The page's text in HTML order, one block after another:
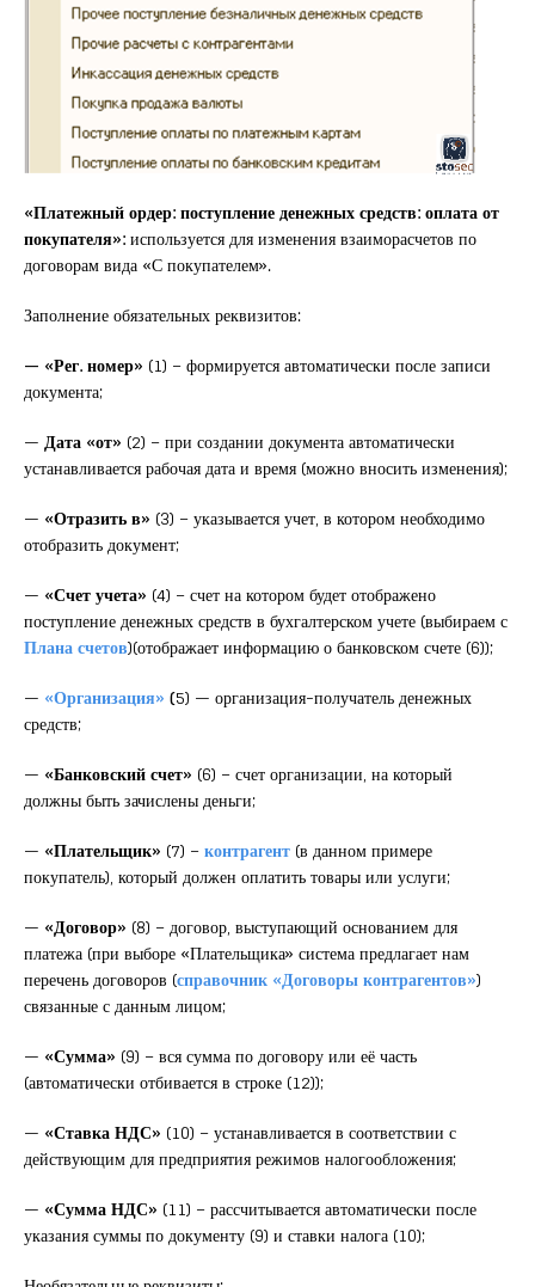
«Платежный ордер: поступление денежных средств: оплата от
покупателя»:используется для изменения взаиморасчетов по
договорам вида «С покупателем».
Заполнение обязательных реквизитов:
— «Рег. номер» (1) – формируется автоматически после записи
документа;
— Дата «от» (2) – при создании документа автоматически
устанавливается рабочая дата и время (можно вносить изменения);
— «Отразить в» (3) – указывается учет, в котором необходимо
отобразить документ;
— «Счет учета» (4) – счет на котором будет отображено
поступление денежных средств в бухгалтерском учете (выбираем с
Плана счетов)(отображает информацию о банковском счете (6));
— «Организация» (5) — организация-получатель денежных
средств;
— «Банковский счет» (6) – счет организации, на который
должны быть зачислены деньги;
— «Плательщик» (7) –контрагент (в данном примере
покупатель), который должен оплатить товары или услуги;
— «Договор» (8) – договор, выступающий основанием для
платежа (при выборе «Плательщика» система предлагает нам
перечень договоров (справочник «Договоры контрагентов»)
связанные с данным лицом;
— «Сумма» (9) – вся сумма по договору или её часть
(автоматически отбивается в строке (12));
— «Ставка НДС» (10) – устанавливается в соответствии с
действующим для предприятия режимов налогообложения;
— «Сумма НДС» (11) – рассчитывается автоматически после
указания суммы по документу (9) и ставки налога (10);